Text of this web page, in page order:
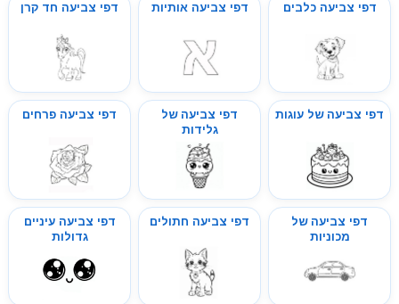
דפי צביעה כלבים דפי צביעה אותיות דפי צביעה חד קרן
דפי צביעה של עוגות
דפי צביעה של
גלידות
דפי צביעה פרחים
דפי צביעה של
מכוניות
דפי צביעה חתולים
דפי צביעה עיניים
גדולות